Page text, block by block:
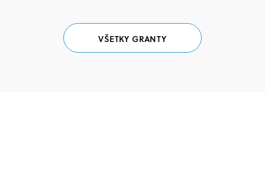
VŠETKY GRANTY